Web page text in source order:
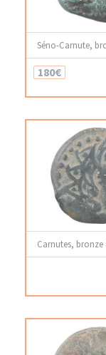
Séno-Carnute,
180€
Carnutes, bronze